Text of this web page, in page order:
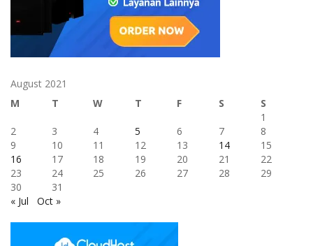
August 2021
M
T W T F S
S
1
2
3 4 5 6 7
8
9
10 11 12 13 14
15
16
17 18 19 20 21
22
23
24 25 26 27 28
29
30
31
« Jul
Oct »